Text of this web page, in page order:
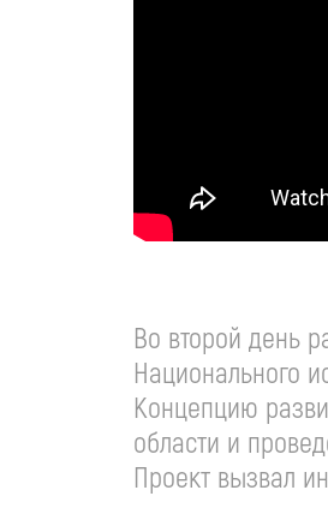
Во второй день
Национального
Концепцию
области и
Проект вызвал